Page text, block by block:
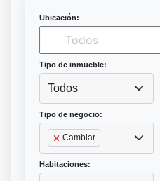
Ubicación:
Tipo de inmueble:
Todos
Tipo de negocio:
Cambiar
Habitaciones: